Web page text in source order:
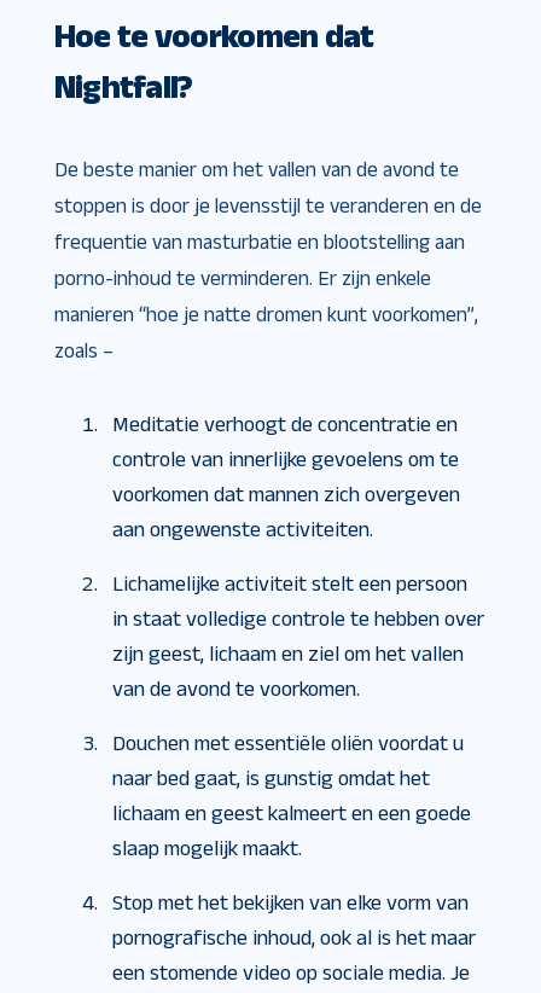
Hoe te voorkomen dat
Nightfall?
De beste manier om het vallen van de avond te
stoppen is door je levensstijl te veranderen en de
frequentie van masturbatie en blootstelling aan
porno-inhoud te verminderen. Er zijn enkele
manieren “hoe je natte dromen kunt voorkomen”,
zoals –
Meditatie verhoogt de concentratie en
controle van innerlijke gevoelens om te
voorkomen dat mannen zich overgeven
aan ongewenste activiteiten.
Lichamelijke activiteit stelt een persoon
in staat volledige controle te hebben over
zijn geest, lichaam en ziel om het vallen
van de avond te voorkomen.
Douchen met essentiële oliën voordat u
naar bed gaat, is gunstig omdat het
lichaam en geest kalmeert en een goede
slaap mogelijk maakt.
Stop met het bekijken van elke vorm van
pornografische inhoud, ook al is het maar
een stomende video op sociale media. Je